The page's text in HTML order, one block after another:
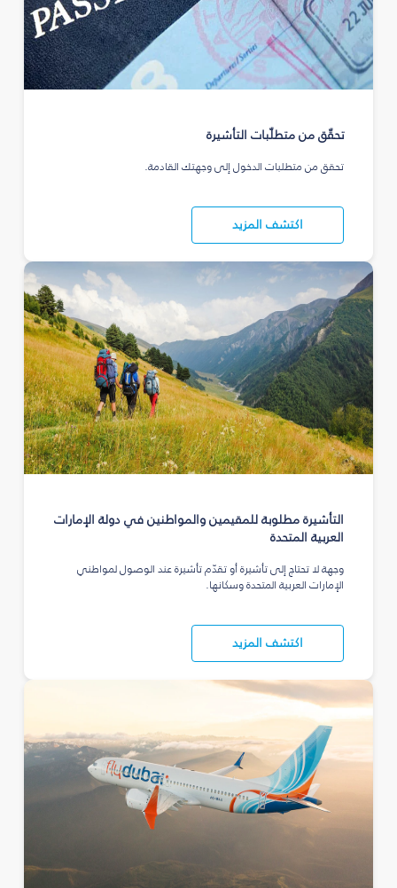
تحقّق من متطلّبات التأشيرة
تحقق من متطلبات الدخول إلى وجهتك القادمة.
اكتشف المزيد
التأشيرة مطلوبة للمقيمين والمواطنين في دولة الإمارات
العربية المتحدة
وجهة لا تحتاج إلى تأشيرة أو تقدّم تأشيرة عند الوصول لمواطني
الإمارات العربية المتحدة وسكانها.
اكتشف المزيد